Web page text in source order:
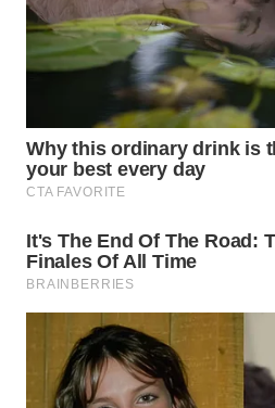
SURABAYA
WN
WN
BINTAN
WN
MANDALIKA
WN
LIKUPANG
WN